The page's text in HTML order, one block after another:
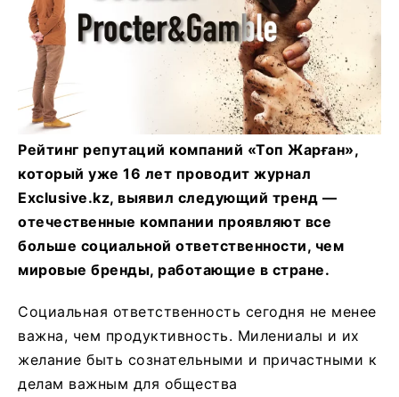
Рейтинг репутаций компаний «Топ Жарған»,
который уже 16 лет проводит журнал
Exclusive.kz, выявил следующий тренд —
отечественные компании проявляют все
больше социальной ответственности, чем
мировые бренды, работающие в стране.
Социальная ответственность сегодня не менее
важна, чем продуктивность. Милениалы и их
желание быть сознательными и причастными к
делам важным для общества